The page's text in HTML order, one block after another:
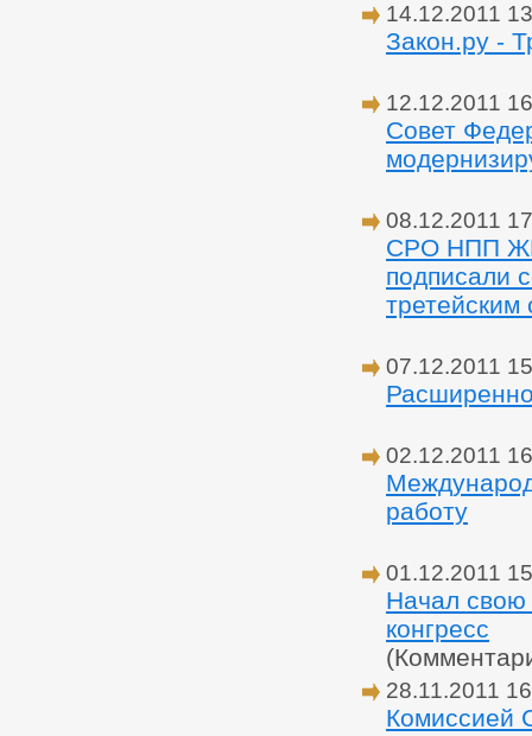
14.12.2011
Закон.ру -
12.12.2011
Совет
08.12.2011
СРО НПП
подписали
07.12.2011
02.12.2011
работу
01.12.2011
Начал свою
конгресс
28.11.2011
Комиссией